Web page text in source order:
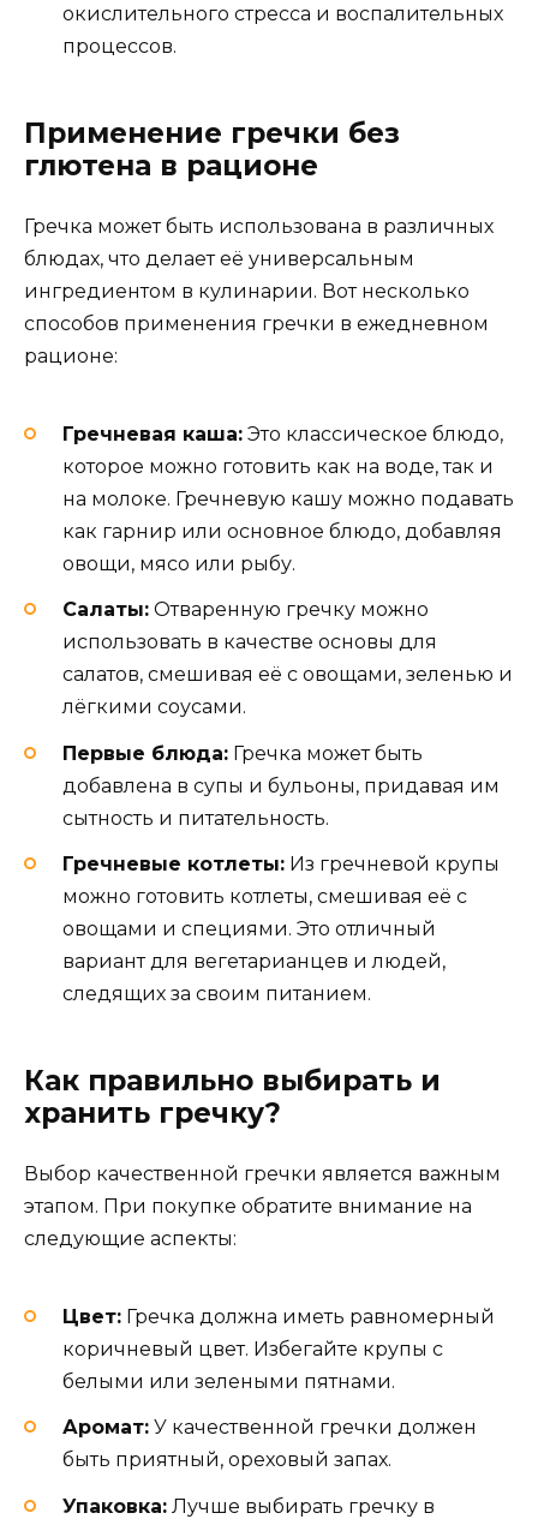
окислительного стресса и воспалительных
процессов.
Применение гречки без
глютена в рационе
Гречка может быть использована в различных
блюдах, что делает её универсальным
ингредиентом в кулинарии. Вот несколько
способов применения гречки в ежедневном
рационе:
Гречневая каша: Это классическое блюдо,
которое можно готовить как на воде, так и
на молоке. Гречневую кашу можно подавать
как гарнир или основное блюдо, добавляя
овощи, мясо или рыбу.
Салаты: Отваренную гречку можно
использовать в качестве основы для
салатов, смешивая её с овощами, зеленью и
лёгкими соусами.
Первые блюда: Гречка может быть
добавлена в супы и бульоны, придавая им
сытность и питательность.
Гречневые котлеты: Из гречневой крупы
можно готовить котлеты, смешивая её с
овощами и специями. Это отличный
вариант для вегетарианцев и людей,
следящих за своим питанием.
Как правильно выбирать и
хранить гречку?
Выбор качественной гречки является важным
этапом. При покупке обратите внимание на
следующие аспекты:
Цвет: Гречка должна иметь равномерный
коричневый цвет. Избегайте крупы с
белыми или зелеными пятнами.
Аромат: У качественной гречки должен
быть приятный, ореховый запах.
Упаковка: Лучше выбирать гречку в